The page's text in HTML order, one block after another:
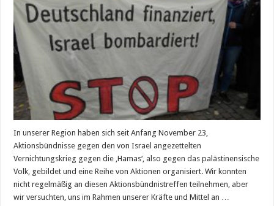
In unserer Region haben sich seit Anfang November 23,
Aktionsbündnisse gegen den von Israel angezettelten
Vernichtungskrieg gegen die ‚Hamas‘, also gegen das palästinensische
Volk, gebildet und eine Reihe von Aktionen organisiert. Wir konnten
nicht regelmäßig an diesen Aktionsbündnistreffen teilnehmen, aber
wir versuchten, uns im Rahmen unserer Kräfte und Mittel an …